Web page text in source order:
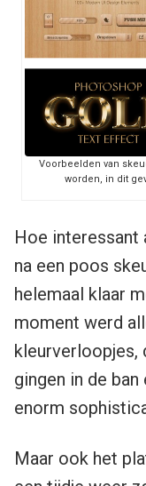
Voorbeelden van
worden, in dit
Hoe interessant
na een poos
helemaal klaar
moment werd
kleurverloopjes,
gingen in de
enorm
Maar ook het